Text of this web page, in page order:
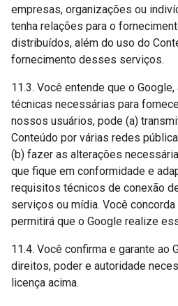
empresas, organizações ou
tenha relações para o
distribuídos, além do uso do
fornecimento desses serviços.
11.3. Você entende que o
técnicas necessárias para
nossos usuários, pode (a)
Conteúdo por várias redes
(b) fazer as alterações
que fique em conformidade e
requisitos técnicos de conexão
serviços ou mídia. Você
permitirá que o Google realize
11.4. Você confirma e garante ao
direitos, poder e autoridade
licença acima.